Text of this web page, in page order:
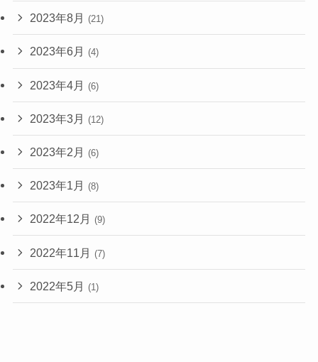
2023年8月 (21)
2023年6月 (4)
2023年4月 (6)
2023年3月 (12)
2023年2月 (6)
2023年1月 (8)
2022年12月 (9)
2022年11月 (7)
2022年5月 (1)